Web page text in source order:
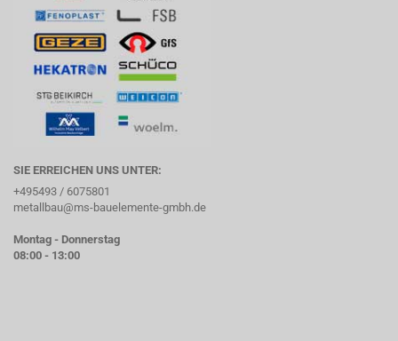
SIE ERREICHEN UNS UNTER:
+495493 / 6075801
metallbau@ms-bauelemente-gmbh.de
Montag - Donnerstag
08:00 - 13:00